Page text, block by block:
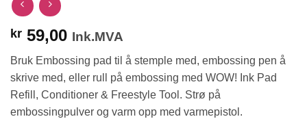
kr 59,00 Ink.MVA
Bruk Embossing pad til å stemple med, embossing pen å
skrive med, eller rull på embossing med WOW! Ink Pad
Refill, Conditioner & Freestyle Tool. Strø på
embossingpulver og varm opp med varmepistol.